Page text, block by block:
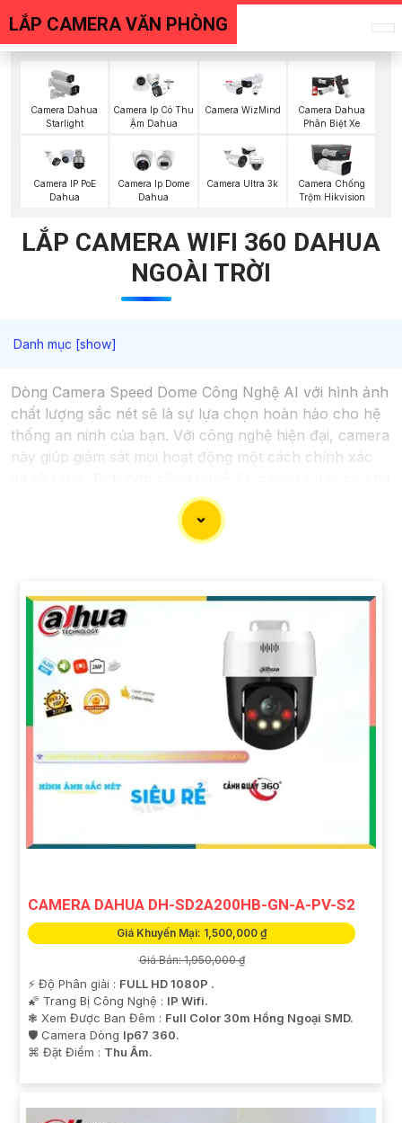
LẮP CAMERA VĂN PHÒNG
Camera Dahua
Starlight
Camera Ip Có Thu
Ậm Dahua
Camera WizMind
Camera Dahua
Phân Biệt Xe
Camera IP PoE
Dahua
Camera Ip Dome
Dahua
Camera Ultra 3k
Camera Chống
Trộm Hikvision
LẮP CAMERA WIFI 360 DAHUA
NGOÀI TRỜI
Dòng Camera Speed Dome Công Nghệ AI với hình ảnh
chất lượng sắc nét sẽ là sự lựa chọn hoàn hảo cho hệ
thống an ninh của bạn. Với công nghệ hiện đại, camera
này giúp giám sát mọi hoạt động một cách chính xác
năng nhận diện và phân biệt đối tượng, giúp tăng
cường hiệu quả giám sát và bảo vệ.
Hãy chọn Camera Speed Dome Công Nghệ AI để
cậy.
CAMERA DAHUA DH-SD2A200HB-GN-A-PV-S2
Giá Khuyến Mại: 1,500,000 ₫
Giá Bán: 1,950,000 ₫
️⚡ Độ Phân giải : FULL HD 1080P .
🌠 Trang Bị Công Nghệ : IP Wifi.
❃ Xem Được Ban Đêm : Full Color 30m Hồng Ngoại SMD.
🛡 Camera Dòng Ip67 360.
️⌘ Đặt Điểm : Thu Âm.